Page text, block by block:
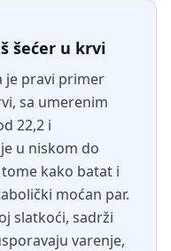
šećer u krvi
je pravi primer
sa umerenim
22,2 i
u niskom do
kako batat i
moćan par.
slatkoći, sadrži
varenje,